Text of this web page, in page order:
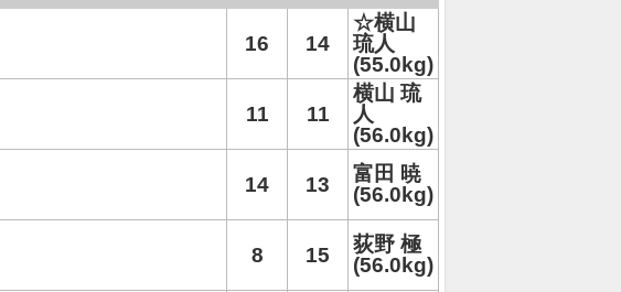
16 14
☆横山
琉人
(55.0kg)
11 11
横山 琉
人
(56.0kg)
14 13
富田 暁
(56.0kg)
8 15
荻野 極
(56.0kg)